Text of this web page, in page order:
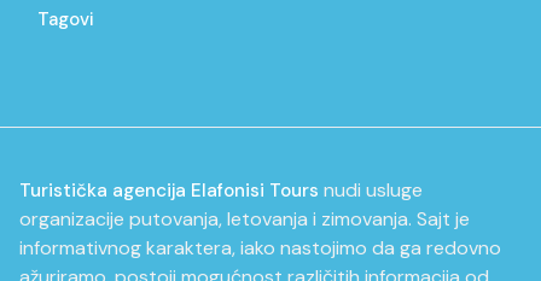
Tagovi
Turistička agencija Elafonisi Tours nudi usluge
organizacije putovanja, letovanja i zimovanja. Sajt je
informativnog karaktera, iako nastojimo da ga redovno